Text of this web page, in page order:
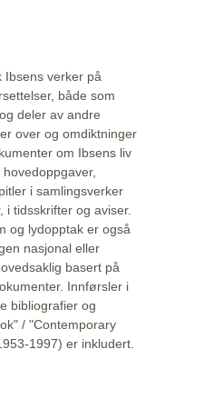
Ibsens verker på
både som
deler av andre
over og omdiktninger
om Ibsens liv
i samlingsverker
tidsskrifter og aviser.
og lydopptak er også
nasjonal eller
basert på
Innførsler i
bibliografier og
/ "Contemporary
1997) er inkludert.